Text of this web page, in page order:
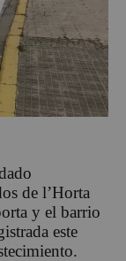
de l’Horta
y el barrio
este